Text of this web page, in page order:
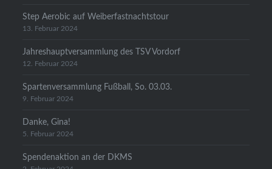
Step Aerobic auf Weiberfastnachtstour
13. Februar 2024
Jahreshauptversammlung des TSV Vordorf
12. Februar 2024
Spartenversammlung Fußball, So. 03.03.
9. Februar 2024
Danke, Gina!
5. Februar 2024
Spendenaktion an der DKMS